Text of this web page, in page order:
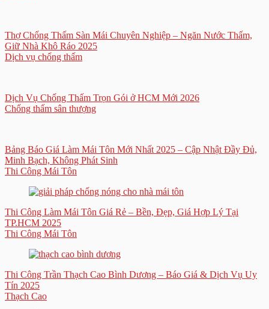
Thợ Chống Thấm Sàn Mái Chuyên Nghiệp – Ngăn Nước Thấm,
Giữ Nhà Khô Ráo 2025
Dịch vụ chống thấm
Dịch Vụ Chống Thấm Trọn Gói ở HCM Mới 2026
Chống thấm sân thượng
Bảng Báo Giá Làm Mái Tôn Mới Nhất 2025 – Cập Nhật Đầy Đủ,
Minh Bạch, Không Phát Sinh
Thi Công Mái Tôn
Thi Công Làm Mái Tôn Giá Rẻ – Bền, Đẹp, Giá Hợp Lý Tại
TP.HCM 2025
Thi Công Mái Tôn
Thi Công Trần Thạch Cao Bình Dương – Báo Giá & Dịch Vụ Uy
Tín 2025
Thạch Cao